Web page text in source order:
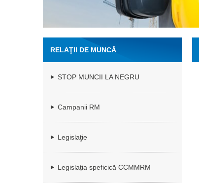
RELAŢII DE MUNCĂ
STOP MUNCII LA NEGRU
Campanii RM
Legislaţie
Legislația speficică CCMMRM